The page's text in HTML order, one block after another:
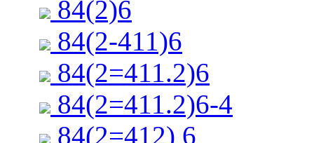
84(2)6
84(2-411)6
84(2=411.2)6
84(2=411.2)6-4
84(2=412) 6